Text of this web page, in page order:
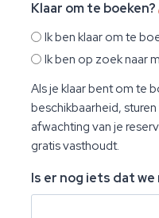
a
n
d
g
Klaar om te boeken?
Ik ben klaar om te
Ik ben op zoek naar
Als je klaar bent om te
beschikbaarheid,
afwachting van je
gratis vasthoudt.
Is er nog iets dat